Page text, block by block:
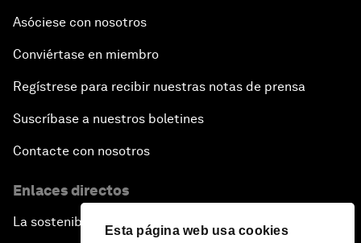
Esta página web usa cookies
Asóciese con nosotros
Conviértase en miembro
Regístrese para recibir nuestras notas de prensa
Suscríbase a nuestros boletines
Contacte con nosotros
Enlaces directos
La sostenibilidad en el Foro